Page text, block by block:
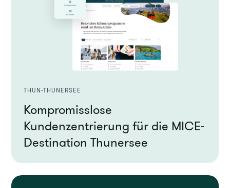
THUN-THUNERSEE
Kompromisslose
Kundenzentrierung für die MICE-
Destination Thunersee